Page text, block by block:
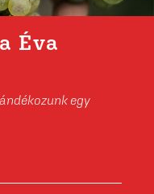
Éva
egy